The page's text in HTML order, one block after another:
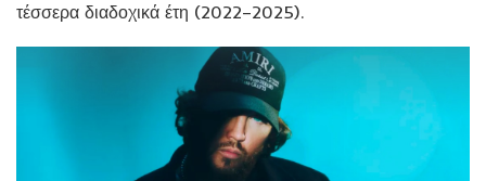
τέσσερα διαδοχικά έτη (2022–2025).